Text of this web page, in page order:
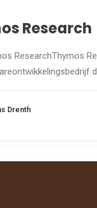
Research
ResearchThymos
Drenth